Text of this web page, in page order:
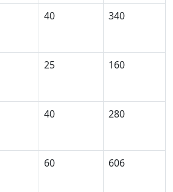
40 340
25 160
40 280
60 606